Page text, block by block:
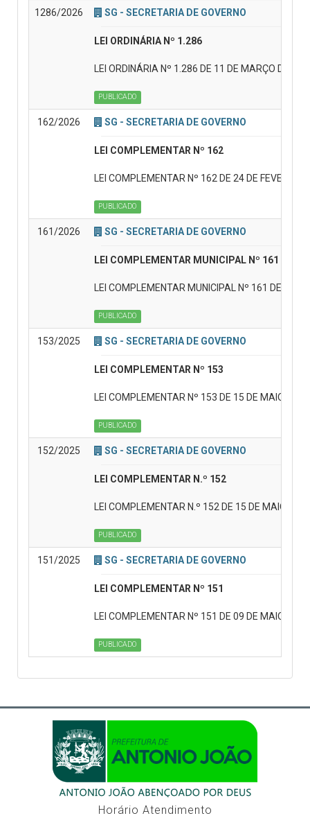
1286/2026 SG - SECRETARIA DE GOVERNO
LEI ORDINÁRIA Nº 1.286
LEI ORDINÁRIA Nº 1.286 DE 11 DE MARÇO
PUBLICADO
162/2026 SG - SECRETARIA DE GOVERNO
LEI COMPLEMENTAR Nº 162
LEI COMPLEMENTAR Nº 162 DE 24 DE
PUBLICADO
161/2026 SG - SECRETARIA DE GOVERNO
LEI COMPLEMENTAR MUNICIPAL Nº 161
LEI COMPLEMENTAR MUNICIPAL Nº 161 DE
PUBLICADO
153/2025 SG - SECRETARIA DE GOVERNO
LEI COMPLEMENTAR Nº 153
LEI COMPLEMENTAR Nº 153 DE 15 DE MAIO
PUBLICADO
152/2025 SG - SECRETARIA DE GOVERNO
LEI COMPLEMENTAR N.º 152
LEI COMPLEMENTAR N.º 152 DE 15 DE MAIO
PUBLICADO
151/2025 SG - SECRETARIA DE GOVERNO
LEI COMPLEMENTAR Nº 151
LEI COMPLEMENTAR Nº 151 DE 09 DE MAIO
PUBLICADO
Horário Atendimento